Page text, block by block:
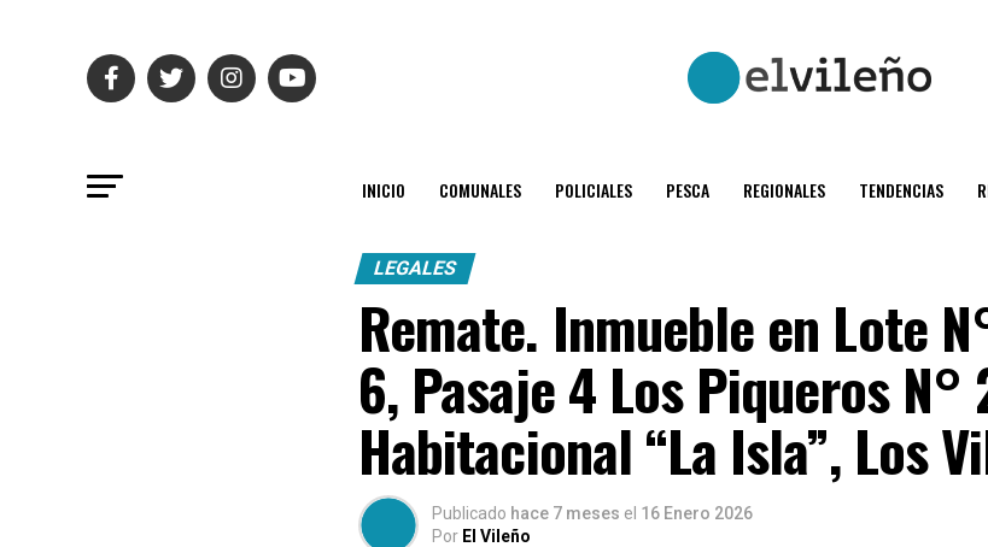
INICIO COMUNALES POLICIALES PESCA REGIONALES TENDENCIAS
LEGALES
Remate. Inmueble en Lote
6, Pasaje 4 Los Piqueros
Habitacional “La Isla”, Los
Publicado hace 7 meses el 16 Enero 2026
Por El Vileño